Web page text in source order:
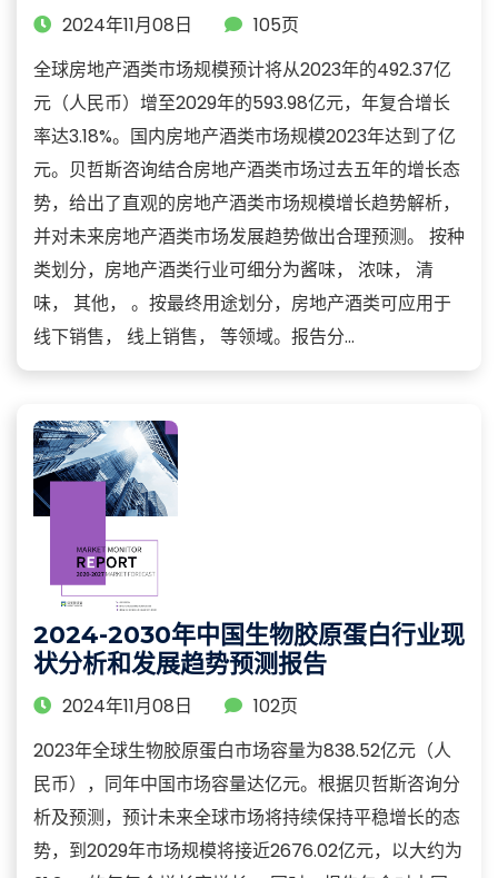
2024年11月08日
105页
全球房地产酒类市场规模预计将从2023年的492.37亿
元（人民币）增至2029年的593.98亿元，年复合增长
率达3.18%。国内房地产酒类市场规模2023年达到了亿
元。贝哲斯咨询结合房地产酒类市场过去五年的增长态
势，给出了直观的房地产酒类市场规模增长趋势解析，
并对未来房地产酒类市场发展趋势做出合理预测。 按种
类划分，房地产酒类行业可细分为酱味， 浓味， 清
味， 其他， 。按最终用途划分，房地产酒类可应用于
线下销售， 线上销售， 等领域。报告分...
2024-2030年中国生物胶原蛋白行业现
状分析和发展趋势预测报告
2024年11月08日
102页
2023年全球生物胶原蛋白市场容量为838.52亿元（人
民币），同年中国市场容量达亿元。根据贝哲斯咨询分
析及预测，预计未来全球市场将持续保持平稳增长的态
势，到2029年市场规模将接近2676.02亿元，以大约为